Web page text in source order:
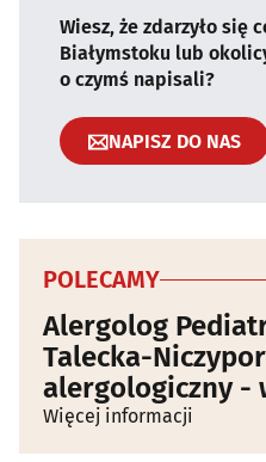
Wiesz, że zdarzyło się
Białymstoku lub
o czymś napisali?
NAPISZ DO NAS
POLECAMY
Alergolog
Talecka-
alergologiczny -
Więcej informacji